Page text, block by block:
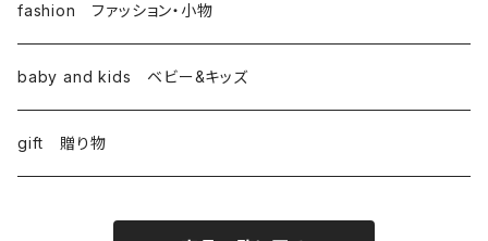
fashion ファッション・小物
baby and kids ベビー&キッズ
gift 贈り物